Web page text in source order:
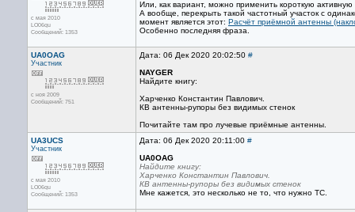
с мая 2010
LO06qu
Сообщений: 1353
Или, как вариант, можно применить короткую
А вообще, перекрыть такой частотный участок с
момент является этот: Расчёт приёмной антенны
Особенно последняя фраза.
UA0OAG
Участник
с ноя 2009
Сообщений: 751
Дата: 06 Дек 2020 20:02:50 #
NAYGER
Найдите книгу:
Харченко Константин Павлович.
КВ антенны-рупоры без видимых стенок
Почитайте там про лучевые приёмные антенны.
UA3UCS
Участник
с мая 2010
LO06qu
Сообщений: 1353
Дата: 06 Дек 2020 20:11:00 #
UA0OAG
Найдите книгу:
Харченко Константин Павлович.
КВ антенны-рупоры без видимых стенок
Мне кажется, это несколько не то, что нужно ТС.